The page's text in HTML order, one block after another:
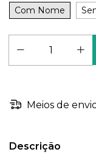
Com Nome
Meios de
Descrição